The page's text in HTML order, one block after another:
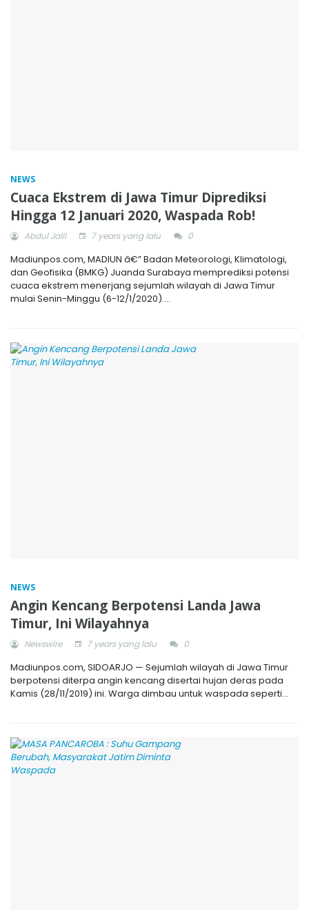
NEWS
Cuaca Ekstrem di Jawa Timur Diprediksi
Hingga 12 Januari 2020, Waspada Rob!
Abdul Jalil 7 years yang lalu 0
Madiunpos.com, MADIUN â€” Badan Meteorologi, Klimatologi,
dan Geofisika (BMKG) Juanda Surabaya memprediksi potensi
cuaca ekstrem menerjang sejumlah wilayah di Jawa Timur
mulai Senin-Minggu (6-12/1/2020)....
NEWS
Angin Kencang Berpotensi Landa Jawa
Timur, Ini Wilayahnya
Newswire 7 years yang lalu 0
Madiunpos.com, SIDOARJO — Sejumlah wilayah di Jawa Timur
berpotensi diterpa angin kencang disertai hujan deras pada
Kamis (28/11/2019) ini. Warga dimbau untuk waspada seperti...